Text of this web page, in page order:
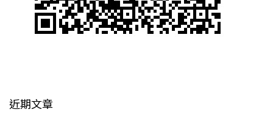
近期文章